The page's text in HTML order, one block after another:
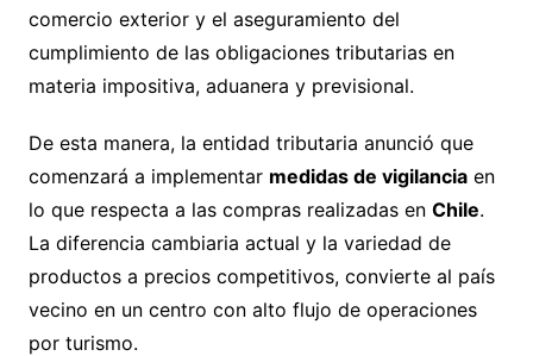
comercio exterior y el aseguramiento del
cumplimiento de las obligaciones tributarias en
materia impositiva, aduanera y previsional.
De esta manera, la entidad tributaria anunció que
comenzará a implementar medidas de vigilanciaen
lo que respecta a las compras realizadas en Chile.
La diferencia cambiaria actual y la variedad de
productos a precios competitivos, convierte al país
vecino en un centro con alto flujo de operaciones
por turismo.